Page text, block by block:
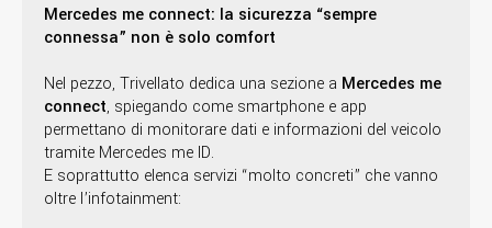
Mercedes me connect: la sicurezza “sempre
connessa” non è solo comfort
Nel pezzo, Trivellato dedica una sezione a Mercedes me
connect, spiegando come smartphone e app
permettano di monitorare dati e informazioni del veicolo
tramite Mercedes me ID.
E soprattutto elenca servizi “molto concreti” che vanno
oltre l’infotainment: